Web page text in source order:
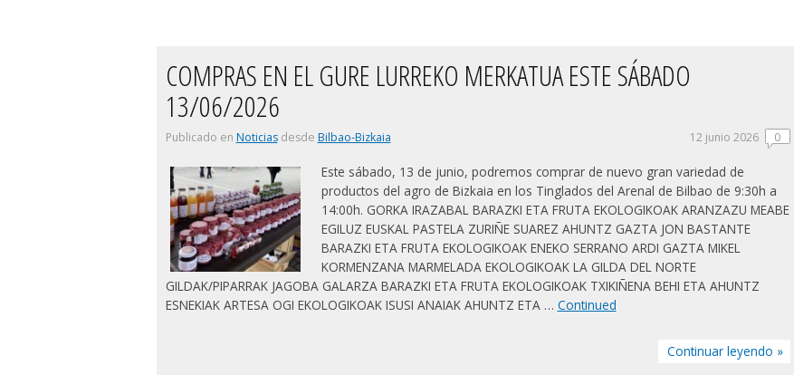
COMPRAS EN EL GURE LURREKO MERKATUA ESTE SÁBADO
13/06/2026
Publicado en Noticiasdesde Bilbao-Bizkaia 12 junio 2026 0
Este sábado, 13 de junio, podremos comprar de nuevo gran variedad de
productos del agro de Bizkaia en los Tinglados del Arenal de Bilbao de 9:30h a
14:00h. GORKA IRAZABAL BARAZKI ETA FRUTA EKOLOGIKOAK ARANZAZU MEABE
EGILUZ EUSKAL PASTELA ZURIÑE SUAREZ AHUNTZ GAZTA JON BASTANTE
BARAZKI ETA FRUTA EKOLOGIKOAK ENEKO SERRANO ARDI GAZTA MIKEL
KORMENZANA MARMELADA EKOLOGIKOAK LA GILDA DEL NORTE
GILDAK/PIPARRAK JAGOBA GALARZA BARAZKI ETA FRUTA EKOLOGIKOAK TXIKIÑENA BEHI ETA AHUNTZ
ESNEKIAK ARTESA OGI EKOLOGIKOAK ISUSI ANAIAK AHUNTZ ETA … Continued
Continuar leyendo »